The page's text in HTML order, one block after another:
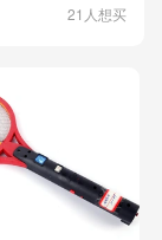
21人想买